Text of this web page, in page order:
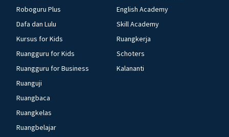
Roboguru Plus
Dafa dan Lulu
Kursus for Kids
Ruangguru for Kids
Ruangguru for Business
Ruanguji
Ruangbaca
Ruangkelas
Ruangbelajar
English Academy
Skill Academy
Ruangkerja
Schoters
Kalananti